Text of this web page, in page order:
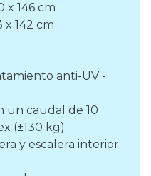
x 146 cm
x 142 cm
anti-UV -
un caudal de 10
(±130 kg)
y escalera interior